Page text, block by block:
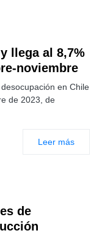
llega al 8,7%
noviembre
en Chile
de 2023, de
Leer más
de